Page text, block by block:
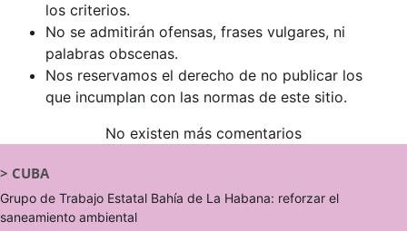
los criterios.
No se admitirán ofensas, frases vulgares, ni
palabras obscenas.
Nos reservamos el derecho de no publicar los
que incumplan con las normas de este sitio.
No existen más comentarios
> CUBA
Grupo de Trabajo Estatal Bahía de La Habana: reforzar el
saneamiento ambiental